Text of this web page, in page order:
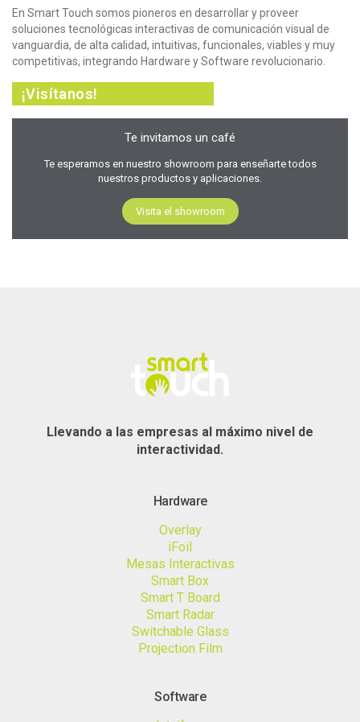
En Smart Touch somos pioneros en desarrollar y proveer
soluciones tecnológicas interactivas de comunicación visual de
vanguardia, de alta calidad, intuitivas, funcionales, viables y muy
competitivas, integrando Hardware y Software revolucionario.
¡Visítanos!
Te invitamos un café
Te esperamos en nuestro showroom para enseñarte todos
nuestros productos y aplicaciones.
Visita el showroom
Llevando a las empresas al máximo nivel de
interactividad.
Hardware
Overlay
iFoil
Mesas Interactivas
Smart Box
Smart T Board
Smart Radar
Switchable Glass
Projection Film
Software